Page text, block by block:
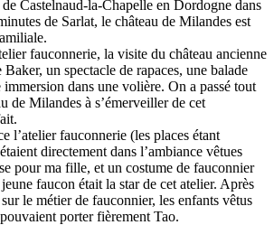
Castelnaud-la-Chapelle en Dordogne dans
de Sarlat, le château de Milandes est
fauconnerie, la visite du château ancienne
Baker, un spectacle de rapaces, une balade
immersion dans une volière. On a passé tout
de Milandes à s’émerveiller de cet
l’atelier fauconnerie (les places étant
directement dans l’ambiance vêtues
pour ma fille, et un costume de fauconnier
faucon était la star de cet atelier. Après
le métier de fauconnier, les enfants vêtus
porter fièrement Tao.